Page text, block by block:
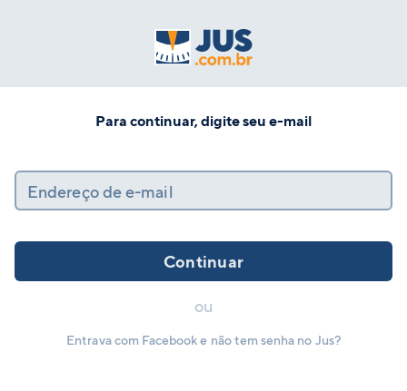
Para continuar, digite seu e-mail
Endereço de e-mail
Continuar
ou
Entrava com Facebook e não tem senha no Jus?